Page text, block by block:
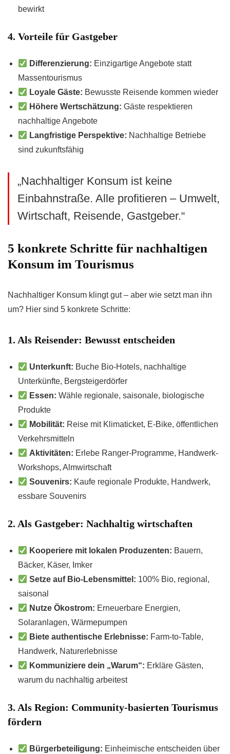
bewirkt
4. Vorteile für Gastgeber
Differenzierung: Einzigartige Angebote statt
Massentourismus
Loyale Gäste: Bewusste Reisende kommen wieder
Höhere Wertschätzung: Gäste respektieren
nachhaltige Angebote
Langfristige Perspektive: Nachhaltige Betriebe
sind zukunftsfähig
„Nachhaltiger Konsum ist keine
Einbahnstraße. Alle profitieren – Umwelt,
Wirtschaft, Reisende, Gastgeber.“
5 konkrete Schritte für nachhaltigen
Konsum im Tourismus
Nachhaltiger Konsum klingt gut – aber wie setzt man ihn
um? Hier sind 5 konkrete Schritte:
1. Als Reisender: Bewusst entscheiden
Unterkunft: Buche Bio-Hotels, nachhaltige
Unterkünfte, Bergsteigerdörfer
Essen: Wähle regionale, saisonale, biologische
Produkte
Mobilität: Reise mit Klimaticket, E-Bike, öffentlichen
Verkehrsmitteln
Aktivitäten: Erlebe Ranger-Programme, Handwerk-
Workshops, Almwirtschaft
Souvenirs: Kaufe regionale Produkte, Handwerk,
essbare Souvenirs
2. Als Gastgeber: Nachhaltig wirtschaften
Kooperiere mit lokalen Produzenten: Bauern,
Bäcker, Käser, Imker
Setze auf Bio-Lebensmittel: 100% Bio, regional,
saisonal
Nutze Ökostrom: Erneuerbare Energien,
Solaranlagen, Wärmepumpen
Biete authentische Erlebnisse: Farm-to-Table,
Handwerk, Naturerlebnisse
Kommuniziere dein „Warum“: Erkläre Gästen,
warum du nachhaltig arbeitest
3. Als Region: Community-basierten Tourismus
fördern
Bürgerbeteiligung: Einheimische entscheiden über